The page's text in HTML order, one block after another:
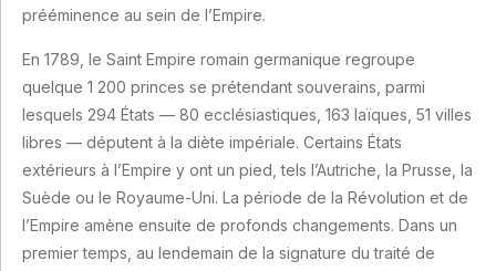
prééminence au sein de l’Empire.
En 1789, le Saint Empire romain germanique regroupe
quelque 1 200 princes se prétendant souverains, parmi
lesquels 294 États — 80 ecclésiastiques, 163 laïques, 51 villes
libres — députent à la diète impériale. Certains États
extérieurs à l’Empire y ont un pied, tels l’Autriche, la Prusse, la
Suède ou le Royaume-Uni. La période de la Révolution et de
l’Empire amène ensuite de profonds changements. Dans un
premier temps, au lendemain de la signature du traité de